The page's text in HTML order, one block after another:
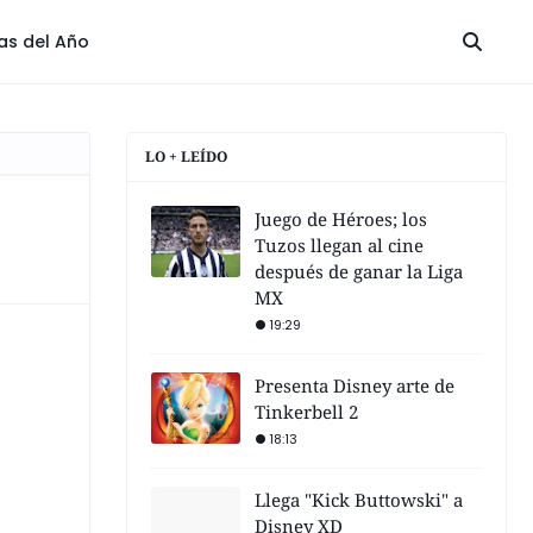
del Año
LO + LEÍDO
Juego de Héroes; los
Tuzos llegan al cine
después de ganar la Liga
MX
19:29
Presenta Disney arte de
Tinkerbell 2
18:13
Llega "Kick Buttowski" a
Disney XD